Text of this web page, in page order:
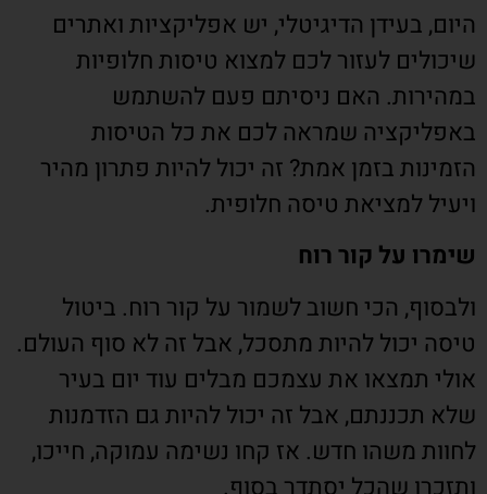
היום, בעידן הדיגיטלי, יש אפליקציות ואתרים
שיכולים לעזור לכם למצוא טיסות חלופיות
במהירות. האם ניסיתם פעם להשתמש
באפליקציה שמראה לכם את כל הטיסות
הזמינות בזמן אמת? זה יכול להיות פתרון מהיר
ויעיל למציאת טיסה חלופית.
שימרו על קור רוח
ולבסוף, הכי חשוב לשמור על קור רוח. ביטול
טיסה יכול להיות מתסכל, אבל זה לא סוף העולם.
אולי תמצאו את עצמכם מבלים עוד יום בעיר
שלא תכננתם, אבל זה יכול להיות גם הזדמנות
לחוות משהו חדש. אז קחו נשימה עמוקה, חייכו,